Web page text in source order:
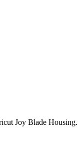
Joy Blade Housing.